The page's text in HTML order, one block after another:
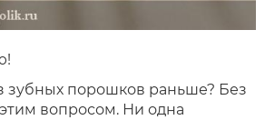
зубных порошков раньше? Без
вопросом. Ни одна